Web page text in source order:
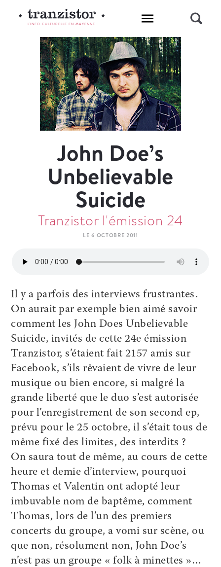
L'INFO CULTURELLE EN MAYENNE
John Doe’s
Unbelievable
Suicide
Tranzistor l'émission 24
LE 6 OCTOBRE 2011
Il y a parfois des interviews frustrantes.
On aurait par exemple bien aimé savoir
comment les John Does Unbelievable
Suicide, invités de cette 24e émission
Tranzistor, s’étaient fait 2157 amis sur
Facebook, s’ils rêvaient de vivre de leur
musique ou bien encore, si malgré la
grande liberté que le duo s’est autorisée
pour l’enregistrement de son second ep,
prévu pour le 25 octobre, il s’était tous de
même fixé des limites, des interdits ?
On saura tout de même, au cours de cette
heure et demie d’interview, pourquoi
Thomas et Valentin ont adopté leur
imbuvable nom de baptême, comment
Thomas, lors de l’un des premiers
concerts du groupe, a vomi sur scène, ou
que non, résolument non, John Doe’s
n’est pas un groupe « folk à minettes »…